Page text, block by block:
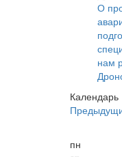
О
нам
Календарь
пн